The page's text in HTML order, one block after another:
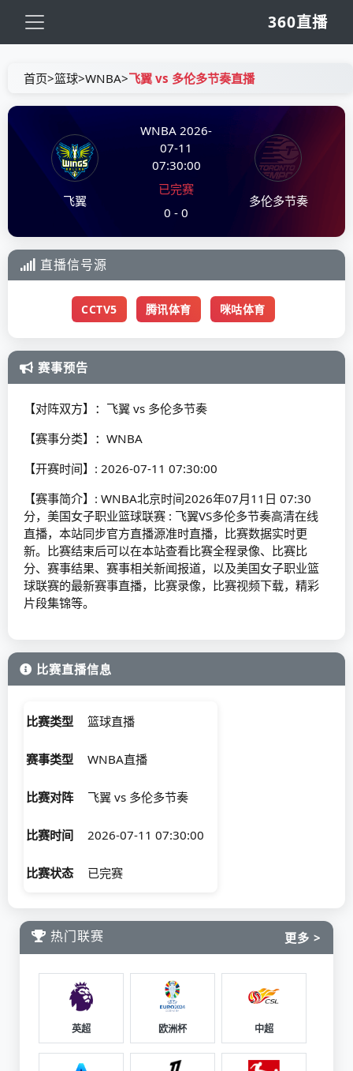
360直播
首页>篮球>WNBA>飞翼 vs 多伦多节奏直播
飞翼
WNBA2026-
07-11
07:30:00
已完赛
0 - 0
多伦多节奏
直播信号源
CCTV5 腾讯体育 咪咕体育
赛事预告
【对阵双方】：飞翼 vs 多伦多节奏
【赛事分类】：WNBA
【开赛时间】: 2026-07-11 07:30:00
【赛事简介】: WNBA北京时间2026年07月11日 07:30
分，美国女子职业篮球联赛 : 飞翼VS多伦多节奏高清在线
直播，本站同步官方直播源准时直播，比赛数据实时更
新。比赛结束后可以在本站查看比赛全程录像、比赛比
分、赛事结果、赛事相关新闻报道，以及美国女子职业篮
球联赛的最新赛事直播，比赛录像，比赛视频下载，精彩
片段集锦等。
比赛直播信息
比赛类型 篮球直播
赛事类型 WNBA直播
比赛对阵 飞翼 vs 多伦多节奏
比赛时间 2026-07-11 07:30:00
比赛状态 已完赛
热门联赛 更多 >
英超 欧洲杯 中超